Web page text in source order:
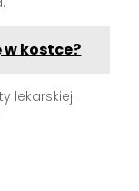
w kostce?
lekarskiej: